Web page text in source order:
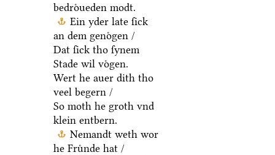
bedroͤueden modt.
Ein yder late ſick
an dem genoͤgen /
Dat ſick tho ſynem
Stade wil voͤgen.
Wert he auer dith tho
veel begern /
So moth he groth vnd
klein entbern.
Nemandt weth wor
he Fruͤnde hat /